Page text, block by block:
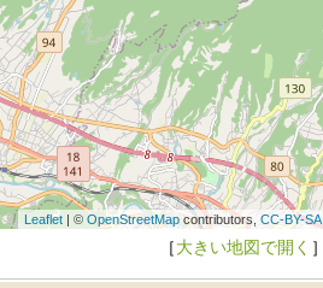
Leaflet| © OpenStreetMapcontributors, CC-BY-SA
［大きい地図で開く ］